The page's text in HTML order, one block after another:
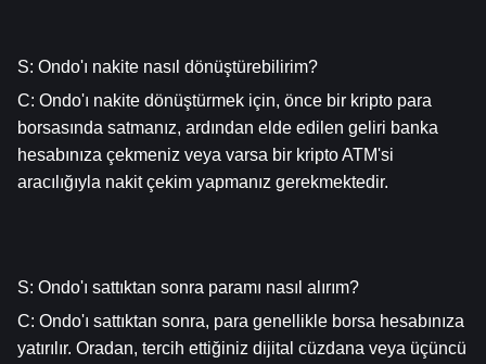
S: Ondo'ı nakite nasıl dönüştürebilirim?
C: Ondo'ı nakite dönüştürmek için, önce bir kripto para
borsasında satmanız, ardından elde edilen geliri banka
hesabınıza çekmeniz veya varsa bir kripto ATM'si
aracılığıyla nakit çekim yapmanız gerekmektedir.
S: Ondo'ı sattıktan sonra paramı nasıl alırım?
C: Ondo'ı sattıktan sonra, para genellikle borsa hesabınıza
yatırılır. Oradan, tercih ettiğiniz dijital cüzdana veya üçüncü